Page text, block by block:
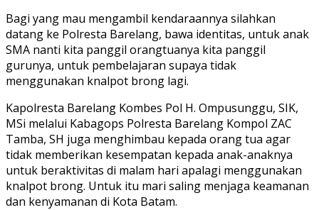
Bagi yang mau mengambil kendaraannya silahkan
datang ke Polresta Barelang, bawa identitas, untuk anak
SMA nanti kita panggil orangtuanya kita panggil
gurunya, untuk pembelajaran supaya tidak
menggunakan knalpot brong lagi.
Kapolresta Barelang Kombes Pol H. Ompusunggu, SIK,
MSi melalui Kabagops Polresta Barelang Kompol ZAC
Tamba, SH juga menghimbau kepada orang tua agar
tidak memberikan kesempatan kepada anak-anaknya
untuk beraktivitas di malam hari apalagi menggunakan
knalpot brong. Untuk itu mari saling menjaga keamanan
dan kenyamanan di Kota Batam.